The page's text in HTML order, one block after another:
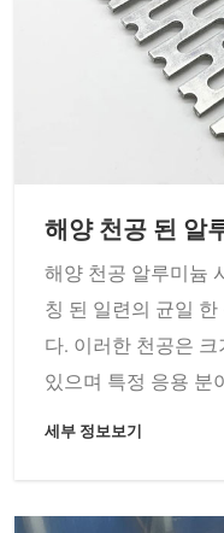
해양 천공 된 알
해양 천공 알루미늄 시트는 알루미늄 표면을 통해 펀
칭 된 일련의 균일
다. 이러한 천공은
있으며 특정 응용 분
세부 정보보기